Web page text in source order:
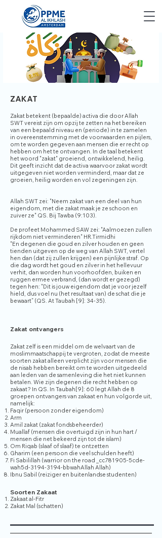
ZAKAT
Zakat betekent (bepaalde) activa die door Allah
SWT vereist zijn om opzij te zetten na het bereiken
van een bepaald niveau en (periode) in te zamelen
in overeenstemming met de voorwaarden en pijlers,
om te worden gegeven aan mensen die er recht op
hebben om het te ontvangen. In de taal betekent
het woord "zakat" groeiend, ontwikkelend, heilig.
Dit geeft inzicht dat de activa waarvoor zakat wordt
uitgegeven niet worden verminderd, maar dat ze
groeien, heilig worden en vol zegeningen zijn.
Allah SWT zei: "Neem zakat van een deel van hun
eigendom, met die zakat maak je ze schoon en
zuiver ze" QS. Bij Tawba (9:103).
De profeet Mohammed SAW zei: "Aalmoezen zullen
rijkdom niet verminderen" HR.Tirmidhi
"En degenen die goud en zilver houden en geen
tienden uitgeven op de weg van Allah SWT, vertel
hen dan (dat zij zullen krijgen) een pijnlijke straf. Op
die dag wordt het goud en zilver in het hellevuur
verhit, dan worden hun voorhoofden, buiken en
ruggen ermee verbrand, (dan wordt er gezegd)
tegen hen: "Dit is jouw eigendom dat je voor jezelf
hield, dus voel nu (het resultaat van) de schat die je
bewaart” (QS. At Taubah [9]: 34-35).
Zakat ontvangers
Zakat zelf is een middel om de welvaart van de
moslimmaatschappij te vergroten, zodat de meeste
soorten zakat alleen verplicht zijn voor mensen die
de nisab hebben bereikt om te worden uitgedeeld
aan leden van de samenleving die het niet kunnen
betalen. Wie zijn degenen die recht hebben op
zakaat? In QS. In Taubah[9]: 60 legt Allah de 8
groepen ontvangers van zakaat en hun volgorde uit,
namelijk:
Faqir (persoon zonder eigendom)
Arm
Amil zakat (zakat fondsbeheerder)
Muallaf (mensen die overtuigd zijn in hun hart /
mensen die net bekeerd zijn tot de islam)
Om Riqab (slaaf of slaaf) te ontzetten
Gharim (een persoon die veel schulden heeft)
Fi Sabilillah (warrior on the road _cc781905-5cde-
wah5d-3194-3194-bbwahAllah Allah)
Ibnu Sabil (reiziger en buitenlandse studenten)
Soorten Zakaat
Zakaat al-Fitr
Zakat Mal (schatten)